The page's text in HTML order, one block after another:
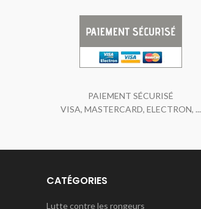
PAIEMENT SÉCURISÉ
VISA, MASTERCARD, ELECTRON, ...
CATÉGORIES
Lutte contre les rongeurs